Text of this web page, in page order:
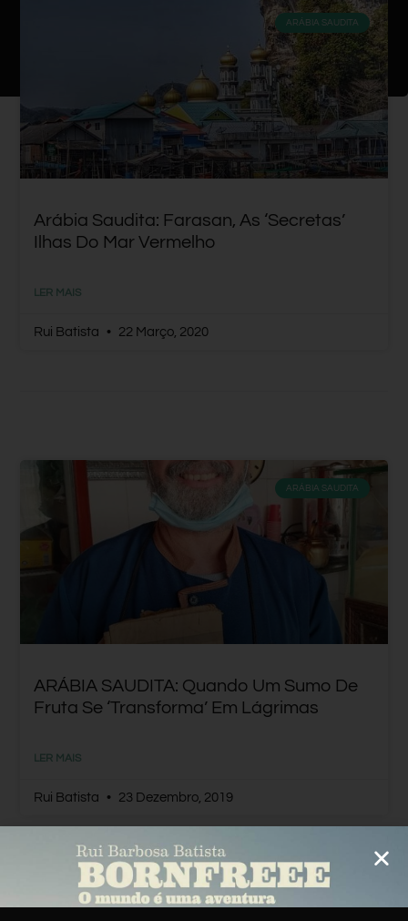
ARÁBIA SAUDITA
Arábia Saudita: Farasan, As ‘secretas’
Ilhas Do Mar Vermelho
LER MAIS
Rui Batista 22 Março, 2020
ARÁBIA SAUDITA
ARÁBIA SAUDITA: Quando Um Sumo De
Fruta Se ‘transforma’ Em Lágrimas
LER MAIS
Rui Batista 23 Dezembro, 2019